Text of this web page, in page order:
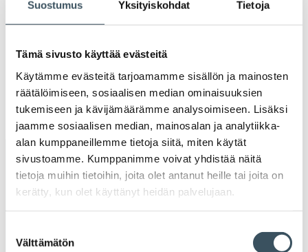
Suostumus Yksityiskohdat Tietoja
Tämä sivusto käyttää evästeitä
Käytämme evästeitä tarjoamamme sisällön ja mainosten
räätälöimiseen, sosiaalisen median ominaisuuksien
tukemiseen ja kävijämäärämme analysoimiseen. Lisäksi
jaamme sosiaalisen median, mainosalan ja analytiikka-
alan kumppaneillemme tietoja siitä, miten käytät
sivustoamme. Kumppanimme voivat yhdistää näitä
tietoja muihin tietoihin, joita olet antanut heille tai joita on
kerätty, kun olet käyttänyt heidän palvelujaan.
valinta
Välttämätön
2019
2017
Avainsanat
alv arvonlisävero digikauppa
digitalisaatio